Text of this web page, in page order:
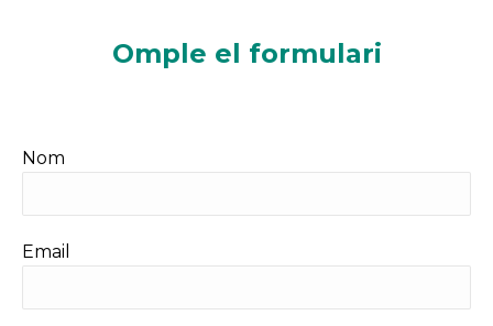
Omple el formulari
Nom
Email